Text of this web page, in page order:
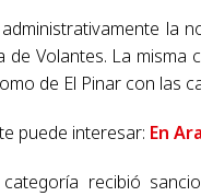
la
de Volantes. La
de El Pinar con las
puede interesar: En
categoría recibió